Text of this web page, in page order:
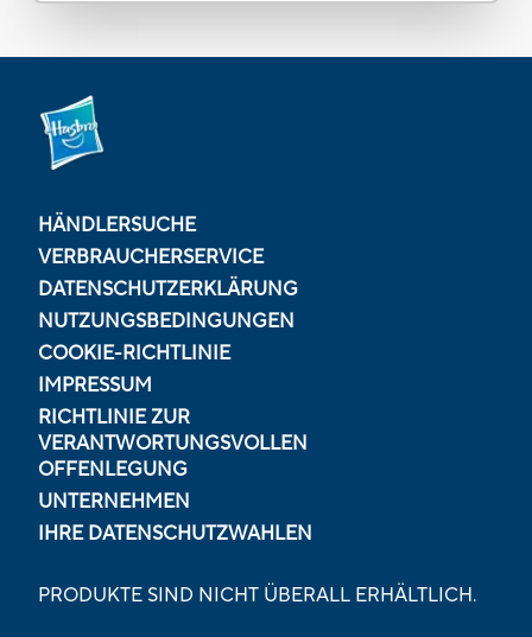
HÄNDLERSUCHE
VERBRAUCHERSERVICE
DATENSCHUTZERKLÄRUNG
NUTZUNGSBEDINGUNGEN
COOKIE-RICHTLINIE
IMPRESSUM
RICHTLINIE ZUR
VERANTWORTUNGSVOLLEN
OFFENLEGUNG
UNTERNEHMEN
IHRE DATENSCHUTZWAHLEN
PRODUKTE SIND NICHT ÜBERALL ERHÄLTLICH.